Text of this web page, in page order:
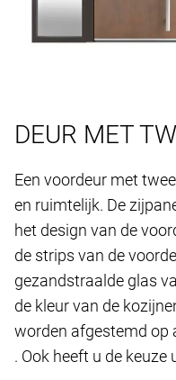
DEUR MET
Een voordeur met
en ruimtelijk. De
het design van de
de strips van de
gezandstraalde glas
de kleur van de
worden afgestemd op
. Ook heeft u de keuze